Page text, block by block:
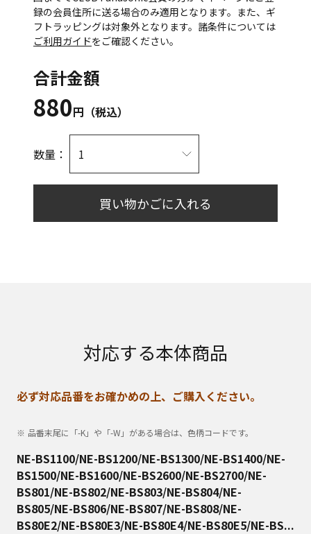
録の会員住所に送る場合のみ適用となります。また、ギ
フトラッピングは対象外となります。諸条件については
ご利用ガイドをご確認ください。
合計金額
880円（税込）
数量：
買い物かごに入れる
対応する本体商品
必ず対応品番をお確かめの上、ご購入ください。
品番末尾に「-K」や「-W」がある場合は、色柄コードです。
NE-BS1100/NE-BS1200/NE-BS1300/NE-BS1400/NE-
BS1500/NE-BS1600/NE-BS2600/NE-BS2700/NE-
BS801/NE-BS802/NE-BS803/NE-BS804/NE-
BS805/NE-BS806/NE-BS807/NE-BS808/NE-
BS80E2/NE-BS80E3/NE-BS80E4/NE-BS80E5/NE-BS...